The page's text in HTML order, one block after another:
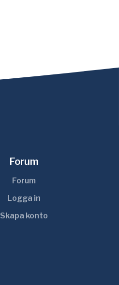
Forum
Forum
Logga in
Skapa konto